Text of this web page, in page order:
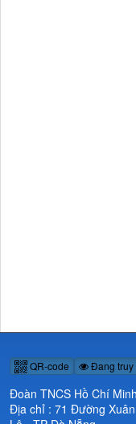
QR-code Đang truy
Đoàn TNCS Hồ Chí
Địa chỉ : 71 Đường